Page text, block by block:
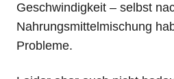
Geschwindigkeit – selbst
Nahrungsmittelmischung
Probleme.